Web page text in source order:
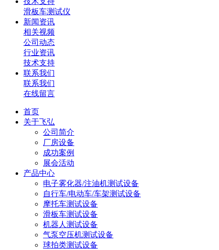
滑板车测试仪
新闻资讯
相关视频
公司动态
行业资讯
技术支持
联系我们
联系我们
在线留言
首页
关于飞弘
公司简介
厂房设备
成功案例
展会活动
产品中心
电子雾化器/注油机测试设备
自行车/电动车/车架测试设备
摩托车测试设备
滑板车测试设备
机器人测试设备
气泵空压机测试设备
球拍类测试设备